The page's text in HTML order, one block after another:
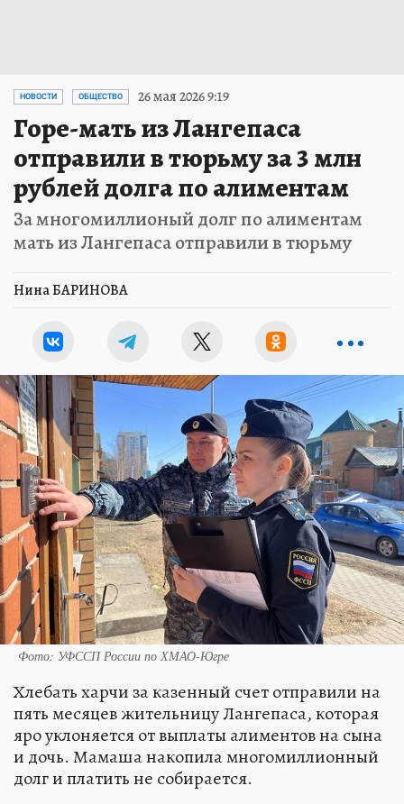
НОВОСТИ ОБЩЕСТВО 26 мая 2026 9:19
Горе-мать из Лангепаса
отправили в тюрьму за 3 млн
рублей долга по алиментам
За многомиллионый долг по алиментам
мать из Лангепаса отправили в тюрьму
Нина БАРИНОВА
Фото: УФССП России по ХМАО-Югре
Хлебать харчи за казенный счет отправили на
пять месяцев жительницу Лангепаса, которая
яро уклоняется от выплаты алиментов на сына
и дочь. Мамаша накопила многомиллионный
долг и платить не собирается.